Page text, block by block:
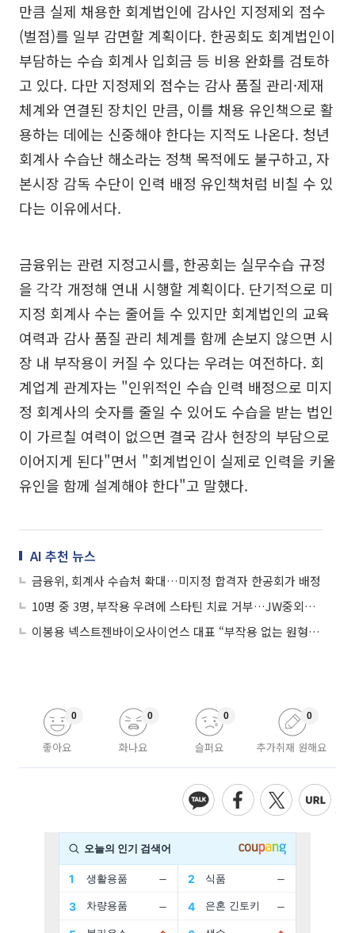
만큼 실제 채용한 회계법인에 감사인 지정제외 점수
(벌점)를 일부 감면할 계획이다. 한공회도 회계법인이
부담하는 수습 회계사 입회금 등 비용 완화를 검토하
고 있다. 다만 지정제외 점수는 감사 품질 관리·제재
체계와 연결된 장치인 만큼, 이를 채용 유인책으로 활
용하는 데에는 신중해야 한다는 지적도 나온다. 청년
회계사 수습난 해소라는 정책 목적에도 불구하고, 자
본시장 감독 수단이 인력 배정 유인책처럼 비칠 수 있
다는 이유에서다.
금융위는 관련 지정고시를, 한공회는 실무수습 규정
을 각각 개정해 연내 시행할 계획이다. 단기적으로 미
지정 회계사 수는 줄어들 수 있지만 회계법인의 교육
여력과 감사 품질 관리 체계를 함께 손보지 않으면 시
장 내 부작용이 커질 수 있다는 우려는 여전하다. 회
계업계 관계자는 "인위적인 수습 인력 배정으로 미지
정 회계사의 숫자를 줄일 수 있어도 수습을 받는 법인
이 가르칠 여력이 없으면 결국 감사 현장의 부담으로
이어지게 된다"면서 "회계법인이 실제로 인력을 키울
유인을 함께 설계해야 한다"고 말했다.
AI 추천 뉴스
금융위, 회계사 수습처 확대…미지정 합격자 한공회가 배정
10명 중 3명, 부작용 우려에 스타틴 치료 거부…JW중외제약 “정보 격차 줄인다”
이봉용 넥스트젠바이오사이언스 대표 “부작용 없는 원형탈모 신약개발”
좋아요
0
화나요
0
슬퍼요
0
추가취재 원해요
0